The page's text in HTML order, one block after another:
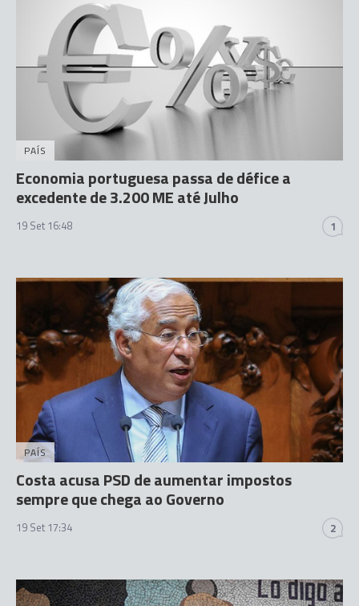
PAÍS
Economia portuguesa passa de défice a
excedente de 3.200 ME até Julho
19 Set 16:48 1
PAÍS
Costa acusa PSD de aumentar impostos
sempre que chega ao Governo
19 Set 17:34 2